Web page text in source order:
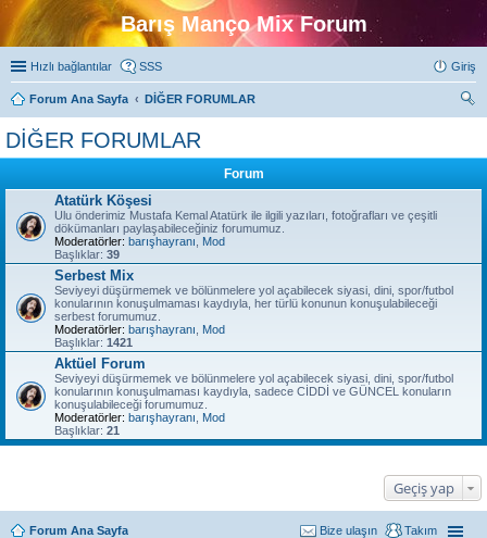
Barış Manço Mix Forum
Hızlı bağlantılar SSS Giriş
Forum Ana Sayfa
DİĞER FORUMLAR
DİĞER FORUMLAR
Forum
Atatürk Köşesi
Ulu önderimiz Mustafa Kemal Atatürk ile ilgili yazıları, fotoğrafları ve çeşitli
dökümanları paylaşabileceğiniz forumumuz.
Moderatörler: barışhayranı
Mod
Başlıklar: 39
Serbest Mix
Seviyeyi düşürmemek ve bölünmelere yol açabilecek siyasi, dini, spor/futbol
konularının konuşulmaması kaydıyla, her türlü konunun konuşulabileceği
serbest forumumuz.
Moderatörler: barışhayranı
Mod
Başlıklar: 1421
Aktüel Forum
Seviyeyi düşürmemek ve bölünmelere yol açabilecek siyasi, dini, spor/futbol
konularının konuşulmaması kaydıyla, sadece CİDDİ ve GÜNCEL konuların
konuşulabileceği forumumuz.
Moderatörler: barışhayranı
Mod
Başlıklar: 21
Geçiş yap
Forum Ana Sayfa Takım
Bize ulaşın